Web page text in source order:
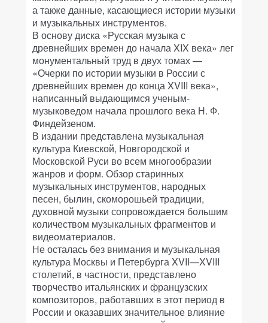
а также данные, касающиеся истории музыки
и музыкальных инструментов.
В основу диска «Русская музыка с
древнейших времен до начала XIX века» лег
монументальный труд в двух томах —
«Очерки по истории музыки в России с
древнейших времен до конца XVIII века»,
написанный выдающимся ученым-
музыковедом начала прошлого века Н. Ф.
Финдейзеном.
В издании представлена музыкальная
культура Киевской, Новгородской и
Московской Руси во всем многообразии
жанров и форм. Обзор старинных
музыкальных инструментов, народных
песен, былин, скоморошьей традиции,
духовной музыки сопровождается большим
количеством музыкальных фрагментов и
видеоматериалов.
Не осталась без внимания и музыкальная
культура Москвы и Петербурга XVII—XVIII
столетий, в частности, представлено
творчество итальянских и французских
композиторов, работавших в этот период в
России и оказавших значительное влияние